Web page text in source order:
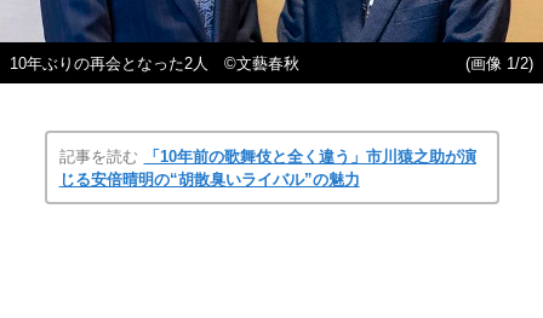
10年ぶりの再会となった2人 ©文藝春秋 (画像 1/2)
記事を読む
「10年前の歌舞伎と全く違う」市川猿之助が演
じる安倍晴明の“胡散臭いライバル”の魅力